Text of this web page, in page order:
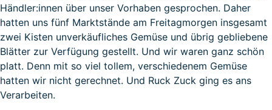
Händler:innen über unser Vorhaben gesprochen. Daher
hatten uns fünf Marktstände am Freitagmorgen insgesamt
zwei Kisten unverkäufliches Gemüse und übrig gebliebene
Blätter zur Verfügung gestellt. Und wir waren ganz schön
platt. Denn mit so viel tollem, verschiedenem Gemüse
hatten wir nicht gerechnet. Und Ruck Zuck ging es ans
Verarbeiten.